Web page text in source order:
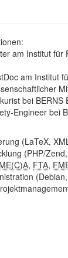
am Institut
am Institut
bei BERNS
Engineer bei
(LaTeX,
(PHP/
, FTA,